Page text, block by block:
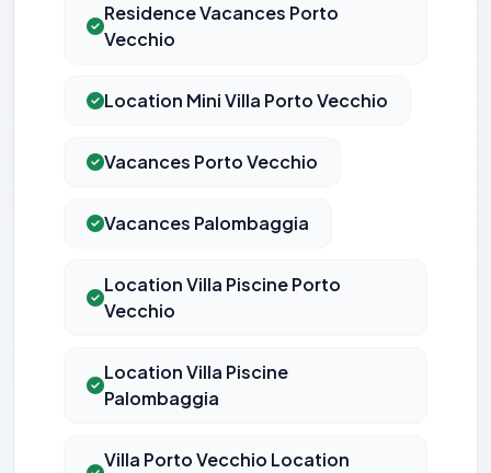
Residence Vacances Porto
Vecchio
Location Mini Villa Porto Vecchio
Vacances Porto Vecchio
Vacances Palombaggia
Location Villa Piscine Porto
Vecchio
Location Villa Piscine
Palombaggia
Villa Porto Vecchio Location